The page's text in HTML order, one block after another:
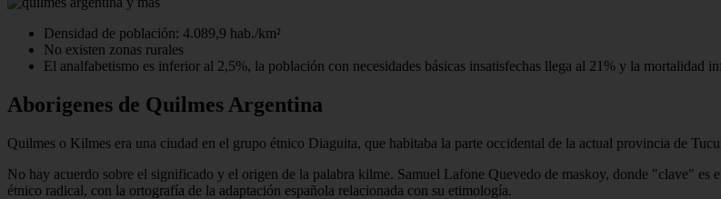
Densidad de población: 4.089,9 hab./km²
No existen zonas rurales
El analfabetismo es inferior al 2,5%, la población con necesidades básicas insatisfechas llega al 21% y la mortalidad
Aborigenes de Quilmes Argentina
Quilmes o Kilmes era una ciudad en el grupo étnico Diaguita, que habitaba la parte occidental de la actual provincia de
No hay acuerdo sobre el significado y el origen de la palabra kilme. Samuel Lafone Quevedo de maskoy, donde "clave"
étnico radical, con la ortografía de la adaptación española relacionada con su etimología.